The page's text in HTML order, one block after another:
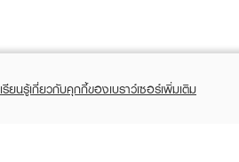
เรียนรู้เกี่ยวกับคุกกี้ของเบราว์เซอร์เพิ่มเติม